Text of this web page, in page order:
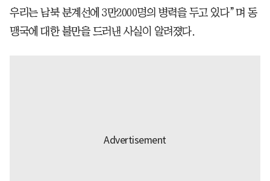
우리는 남북 분계선에 3만2000명의 병력을 두고 있다”며 동
맹국에 대한 불만을 드러낸 사실이 알려졌다.